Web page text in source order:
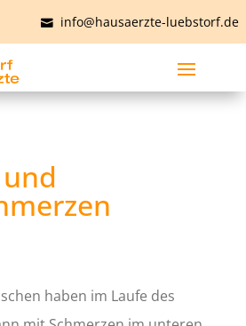
info@hausaerzte-luebstorf.de
haben im Laufe des